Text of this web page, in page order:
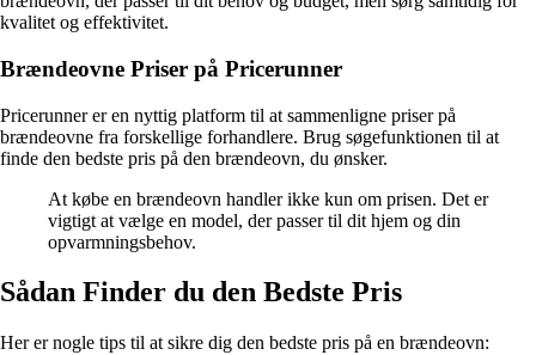
kvalitet og effektivitet.
Brændeovne Priser på Pricerunner
Pricerunner er en nyttig platform til at sammenligne priser på
brændeovne fra forskellige forhandlere. Brug søgefunktionen til at
finde den bedste pris på den brændeovn, du ønsker.
At købe en brændeovn handler ikke kun om prisen. Det er
vigtigt at vælge en model, der passer til dit hjem og din
opvarmningsbehov.
Sådan Finder du den Bedste Pris
Her er nogle tips til at sikre dig den bedste pris på en brændeovn: